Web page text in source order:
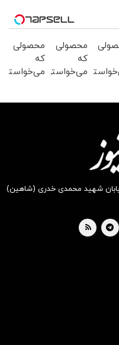
!
محصولی
که
می‌خواستی
محصولی
که
می‌خواستی
شهید محمدی خدری (شاهین)